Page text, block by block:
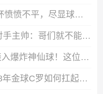
山鸡哥❗️陈小春聊世界杯愤愤不平，尽显球迷本色
这么夸梅西😂？下轮对手主帅：哥们就不能度度假，坐坐游艇吗？
巴西州锦标赛！神人轰入爆炸神仙球！这位置射门简直不讲道理！
冲击力最强的时期！08年金球C罗如何扛起球队？